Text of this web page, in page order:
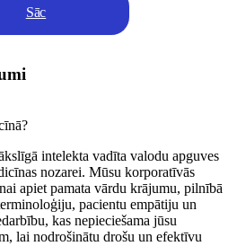
Sāc
intelekta vadīta valodu apguves
nozarei. Mūsu korporatīvās
apiet pamata vārdu krājumu, pilnībā
pacientu empātiju un
kas nepieciešama jūsu
lai nodrošinātu drošu un efektīvu